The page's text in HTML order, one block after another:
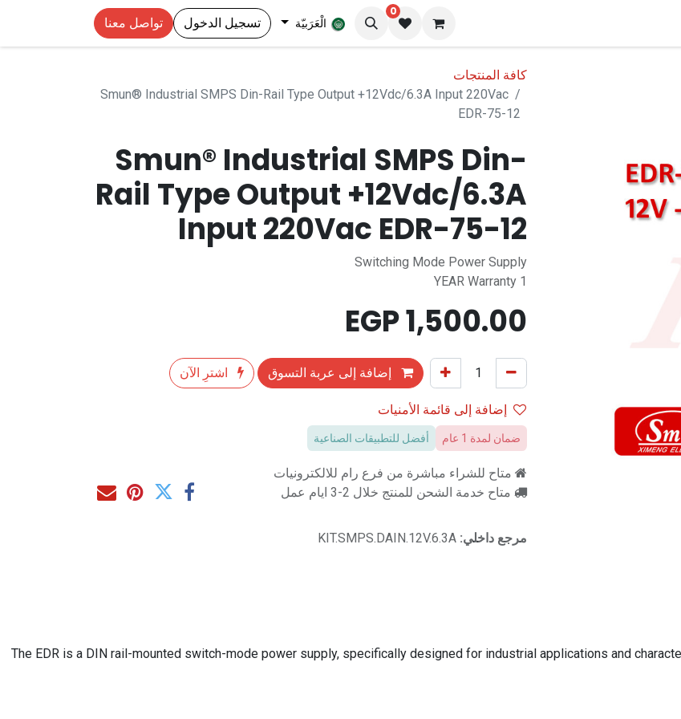
0
الْعَرَبيّة تسجيل الدخول تواصل معنا
كافة المنتجات
Smun® Industrial SMPS Din-Rail Type Output +12Vdc/6.3A Input 220Vac
EDR-75-12
Smun® Industrial SMPS Din-
Rail Type Output +12Vdc/6.3A
Input 220Vac EDR-75-12
Switching Mode Power Supply
1 YEAR Warranty
1,500.00
إضافة إلى عربة التسوق
اشترِ الآن
إضافة إلى قائمة الأمنيات
ضمان لمدة 1 عام أفضل للتطبيقات الصناعية
متاح للشراء مباشرة من فرع رام للالكترونيات
متاح خدمة الشحن للمنتج خلال 2-3 ايام عمل
مرجع داخلي: KIT.SMPS.DAIN.12V.6.3A
The EDR is a DIN rail-mounted switch-mode power supply, specifically designed for industrial applications and